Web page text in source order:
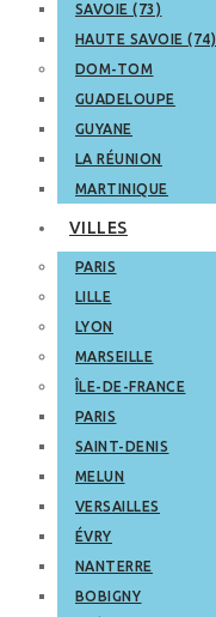
SAVOIE (73)
HAUTE SAVOIE (74)
DOM-TOM
GUADELOUPE
GUYANE
LA RÉUNION
MARTINIQUE
VILLES
PARIS
LILLE
LYON
MARSEILLE
ÎLE-DE-FRANCE
PARIS
SAINT-DENIS
MELUN
VERSAILLES
ÉVRY
NANTERRE
BOBIGNY